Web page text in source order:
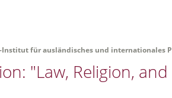
Institut für ausländisches und internationales
"Law, Religion, and